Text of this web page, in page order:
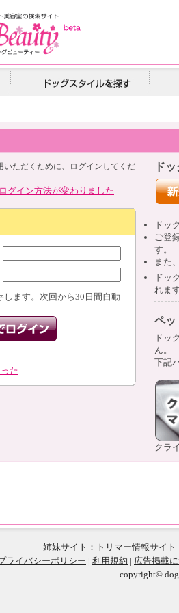
いただくために、ログインしてくだ
グイン方法が変わりました
します。次回から30日間自動
た
ド
ドッ
ご登
す。
また
ドッ
れます
ペッ
ドッ
ん。
下記
クラ
姉妹サイト： トリマー情報サイ
ライバシーポリシー | 利用規約 | 広告掲載
copyright©